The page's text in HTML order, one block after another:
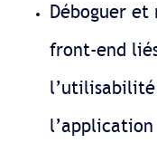
Déboguer et
front-end
l’application